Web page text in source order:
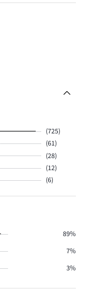
(725)
(61)
(28)
(12)
(6)
89%
7%
3%